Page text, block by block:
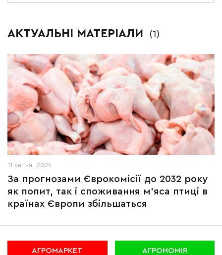
АКТУАЛЬНІ МАТЕРІАЛИ (1)
11 квітня, 2024
За прогнозами Єврокомісії до 2032 року
як попит, так і споживання м’яса птиці в
країнах Європи збільшаться
АГРОМАРКЕТ АГРОНОМІЯ